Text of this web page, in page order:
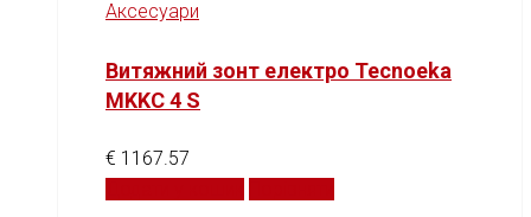
Аксесуари
Витяжний зонт електро Tecnoeka
MKKC 4 S
€ 1167.57